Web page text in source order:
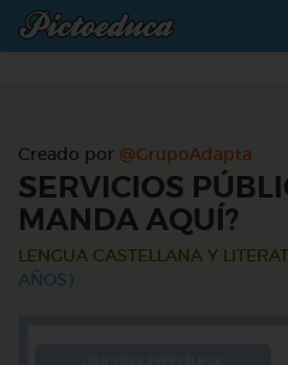
Creado por @GrupoAdapta
SERVICIOS
MANDA AQUÍ?
LENGUA CASTELLANA Y
AÑOS)